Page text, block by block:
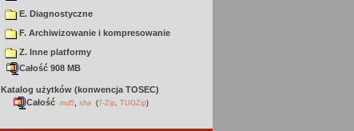
E. Diagnostyczne
F. Archiwizowanie i kompresowanie
Z. Inne platformy
Całość 908 MB
Katalog użytków (konwencja TOSEC)
Całość md5 sha (7-Zip TUGZip)